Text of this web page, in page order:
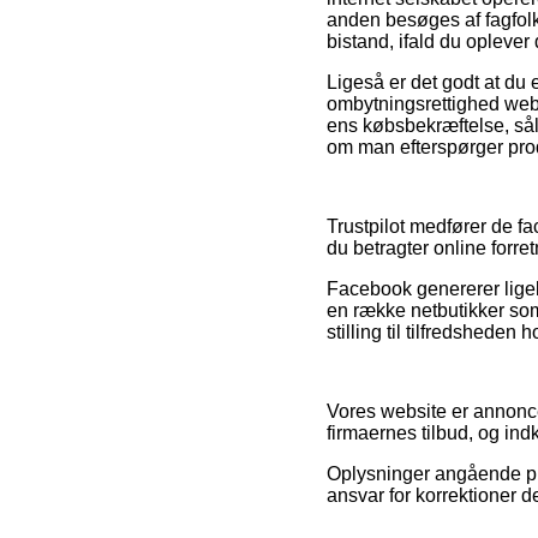
anden besøges af
bistand, ifald du
Ligeså er det godt at
ombytningsrettighed
ens købsbekræftelse,
om man efterspørger
Trustpilot medfører de
du betragter online
Facebook genererer
en række netbutikker
stilling til tilfredsheden
Vores website er
firmaernes tilbud, og
Oplysninger angående
ansvar for korrektioner